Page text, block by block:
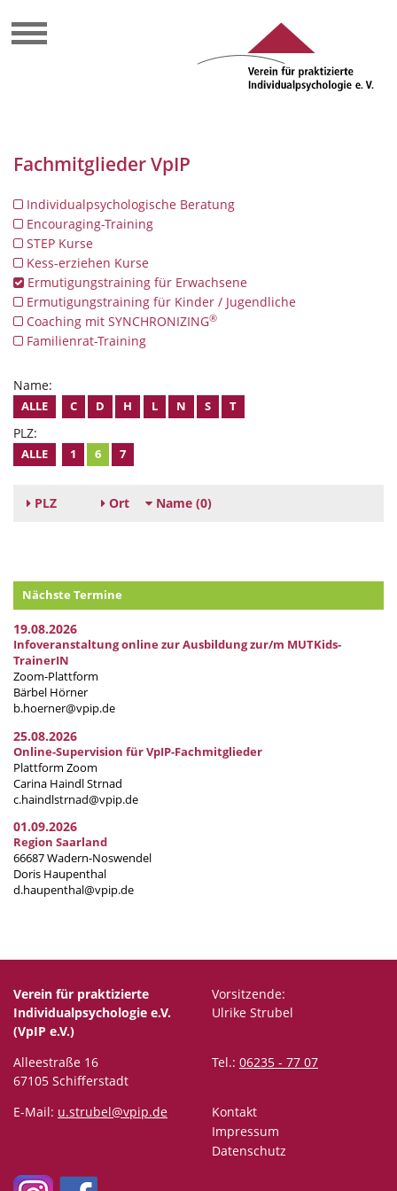
Fachmitglieder VpIP
Individualpsychologische Beratung
Encouraging-Training
STEP Kurse
Kess-erziehen Kurse
Ermutigungstraining für Erwachsene
Ermutigungstraining für Kinder / Jugendliche
Coaching mit SYNCHRONIZING®
Familienrat-Training
Name:
ALLE C D H L N S T
PLZ:
ALLE 1 6 7
PLZ Ort Name (0)
Nächste Termine
19.08.2026
Infoveranstaltung online zur Ausbildung zur/m MUTKids-
TrainerIN
Zoom-Plattform
Bärbel Hörner
b.hoerner@vpip.de
25.08.2026
Online-Supervision für VpIP-Fachmitglieder
Plattform Zoom
Carina Haindl Strnad
c.haindlstrnad@vpip.de
01.09.2026
Region Saarland
66687 Wadern-Noswendel
Doris Haupenthal
d.haupenthal@vpip.de
Verein für praktizierte
Individualpsychologie e.V.
(VpIP e.V.)
Vorsitzende:
Ulrike Strubel
Alleestraße 16
67105 Schifferstadt
Tel.: 06235 - 77 07
E-Mail: u.strubel@vpip.de
Kontakt
Impressum
Datenschutz